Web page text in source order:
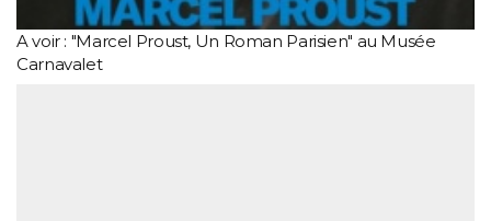
A voir : "Marcel Proust, Un Roman Parisien" au Musée
Carnavalet